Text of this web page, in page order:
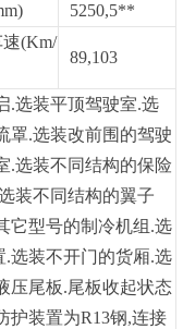
5250,5**
(Km/
89,103
.选装平顶驾驶室.选
罩.选装改前围的驾驶
.选装不同结构的保险
装不同结构的翼子
它型号的制冷机组.选
选装不开门的货厢.选
压尾板.尾板收起状态
护装置为R13钢,连接